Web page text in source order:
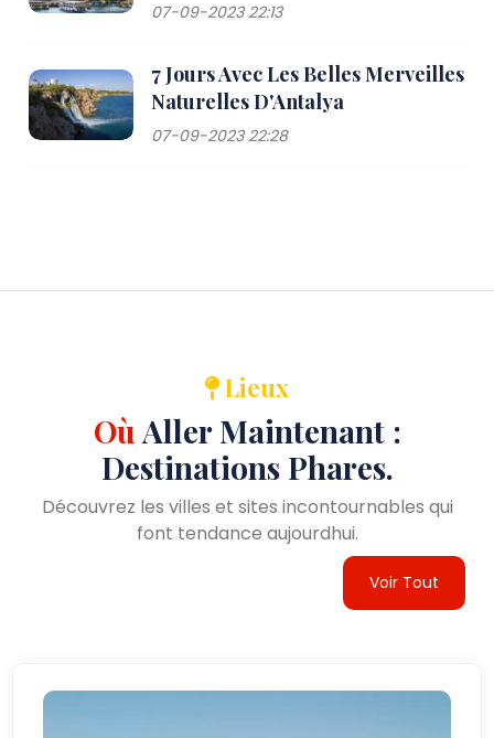
07-09-2023 22:13
7 Jours Avec Les Belles Merveilles
Naturelles D'Antalya
07-09-2023 22:28
Lieux
Où Aller Maintenant :
Destinations Phares.
Découvrez les villes et sites incontournables qui
font tendance aujourdhui.
Voir Tout